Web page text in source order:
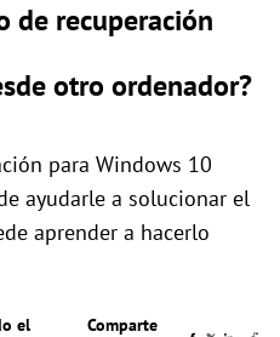
de recuperación
otro ordenador?
para Windows 10
ayudarle a solucionar el
aprender a hacerlo
el
Comparte